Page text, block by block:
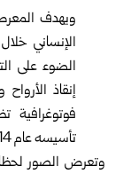
ويهدف
الإنساني
الضوء على
إنقاذ
فوتوغرافية
تأسيسه عام 2014.
وتعرض الصور